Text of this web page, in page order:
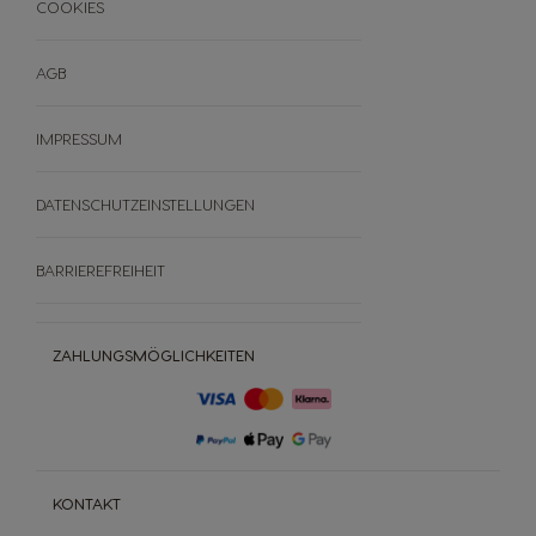
ZAHLUNGSMÖGLICHKEITEN
KONTAKT
COOKIES
AGB
IMPRESSUM
DATENSCHUTZEINSTELLUNGEN
BARRIEREFREIHEIT